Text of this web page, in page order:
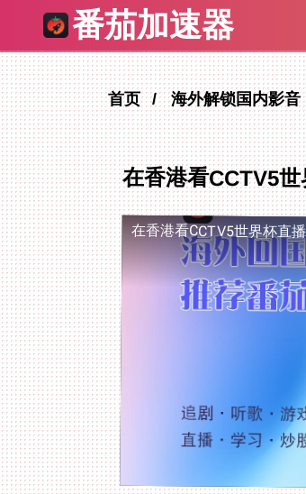
番茄加速器
首页 海外解锁国内影音
在香港看CCTV5
在香港看CCTV5世界杯直